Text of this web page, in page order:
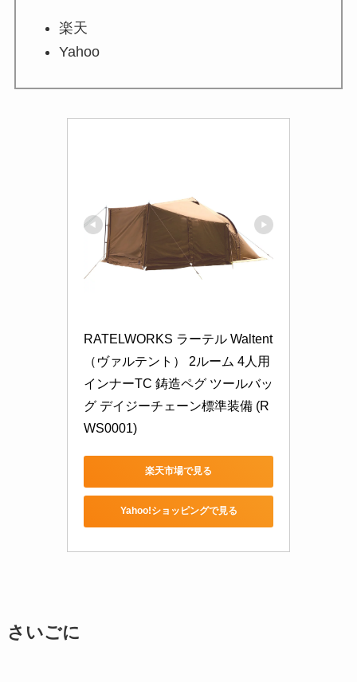
楽天
Yahoo
RATELWORKS ラーテル Waltent
（ヴァルテント） 2ルーム 4人用
インナーTC 鋳造ペグ ツールバッ
グ デイジーチェーン標準装備 (R
WS0001)
楽天市場で見る
Yahoo!ショッピングで見る
さいごに